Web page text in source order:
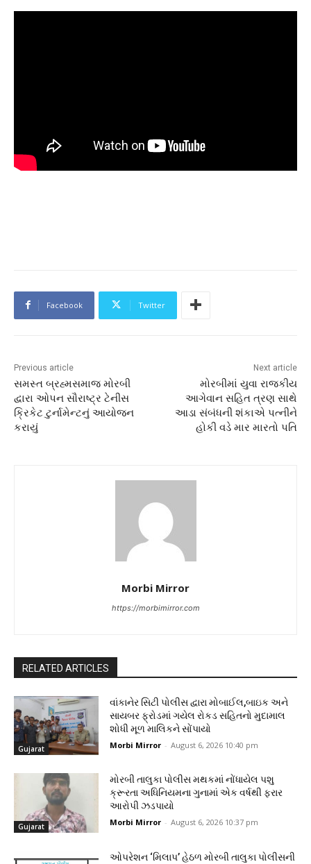
Facebook Twitter
Previous article
સમસ્ત બ્રહ્મસમાજ મોરબી
દ્વારા ઓપન સૌરાષ્ટ્ર ટેનીસ
ક્રિકેટ ટુર્નામેન્ટનું આયોજન
કરાયું
Next article
મોરબીમાં યુવા રાજકીય
આગેવાન સહિત ત્રણ સાથે
આડા સંબંધની શંકાએ પત્નીને
હોકી વડે માર મારતો પતિ
Morbi Mirror
https://morbimirror.com
RELATED ARTICLES
Gujarat
વાંકાનેર સિટી પોલીસ દ્વારા મોબાઈલ,બાઇક અને
સાયબર ફ્રોડમાં ગયેલ રોકડ સહિતનો મુદામાલ
શોધી મૂળ માલિકને સોંપાયો
Morbi Mirror - August 6, 2026 10:40 pm
Gujarat
મોરબી તાલુકા પોલીસ મથકમાં નોંધાયેલ પશુ
ક્રૂરતા અધિનિયમના ગુનામાં એક વર્ષથી ફરાર
આરોપી ઝડપાયો
Morbi Mirror - August 6, 2026 10:37 pm
ઓપરેશન ‘મિલાપ’ હેઠળ મોરબી તાલુકા પોલીસની